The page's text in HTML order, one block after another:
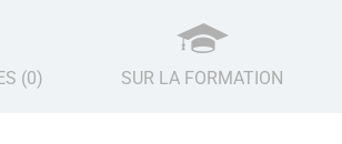
(0) SUR LA FORMATION